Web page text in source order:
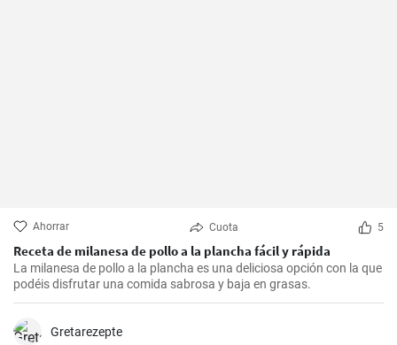
Ahorrar Cuota 5
Receta de milanesa de pollo a la plancha fácil y rápida
La milanesa de pollo a la plancha es una deliciosa opción con la que
podéis disfrutar una comida sabrosa y baja en grasas.
Gretarezepte